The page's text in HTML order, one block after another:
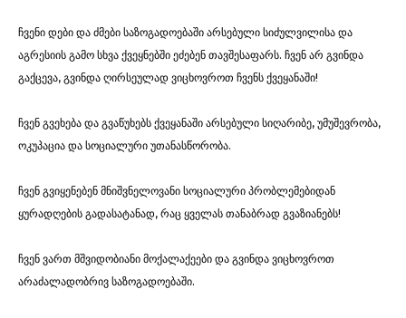
ჩვენი დები და ძმები საზოგადოებაში არსებული სიძულვილისა და
აგრესიის გამო სხვა ქვეყნებში ეძებენ თავშესაფარს. ჩვენ არ გვინდა
გაქცევა, გვინდა ღირსეულად ვიცხოვროთ ჩვენს ქვეყანაში!
ჩვენ გვეხება და გვაწუხებს ქვეყანაში არსებული სიღარიბე, უმუშევრობა,
ოკუპაცია და სოციალური უთანასწორობა.
ჩვენ გვიყენებენ მნიშვნელოვანი სოციალური პრობლემებიდან
ყურადღების გადასატანად, რაც ყველას თანაბრად გვაზიანებს!
ჩვენ ვართ მშვიდობიანი მოქალაქეები და გვინდა ვიცხოვროთ
არაძალადობრივ საზოგადოებაში.